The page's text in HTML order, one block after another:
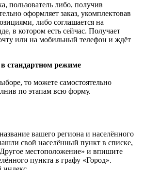
пользователь либо, получив
оформляет заказ, укомплектовав
либо соглашается на
в котором есть сейчас. Получает
или на мобильный телефон и ждёт
стандартном режиме
то можете самостоятельно
по этапам всю форму.
вашего региона и населённого
свой населённый пункт в списке,
местоположение» и впишите
пункта в графу «Город».